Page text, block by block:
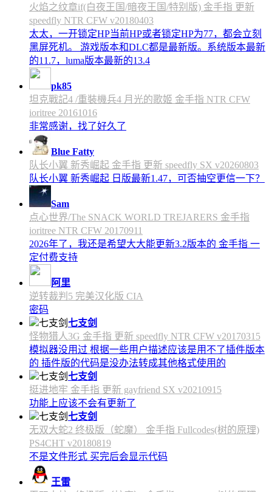
火焰之纹章if(白夜王国/暗夜王国/特别版) 金手指 更新
speedfly NTR CFW v20180403
太太，一开锁定HP当前HP或者锁定HP为77，都会立刻
黑屏死机。 游戏版本和DLC都是最新版。系统版本最新
的11.7，luma版本最新的13.4
pk85
坦克戰記4 /重裝機兵4 月光的歌姬 金手指 NTR CFW
ioritree 20161016
非常感谢，找了好久了
Blue Fatty
队长小翼 新秀崛起 金手指 更新 speedfly SX v20260803
队长小翼 新秀崛起 日版最新1.47，可否抽空更信一下？
Sam
点心世界/The SNACK WORLD TREJARERS 金手指
ioritree NTR CFW 20170911
2026年了，我还是希望大大能更新3.2版本的 金手指 一
定付费支持
阿里
逆转裁判5 完美汉化版 CIA
密码
七支剑
怪物猎人3G 金手指 更新 speedfly NTR CFW v20170315
模拟器没用过 根据一些用户描述应该是用不了插件版本
的 插件版的代码是没办法转成其他格式使用的
七支剑
挺进地牢 金手指 更新 gayfriend SX v20210915
功能上应该不会有更新了
七支剑
无双大蛇2 终极版（蛇魔） 金手指 Fullcodes(树的原理)
PS4CHT v20180819
不是文件形式 买完后会显示代码
王雷